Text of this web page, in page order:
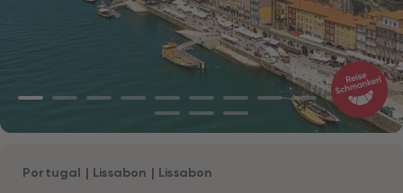
Portugal | Lissabon | Lissabon